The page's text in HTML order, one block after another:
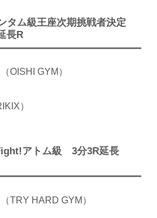
ム級王座次期挑戦者決定
長R
OISHI GYM）
）
アトム級 3分3R延長
TRY HARD GYM）